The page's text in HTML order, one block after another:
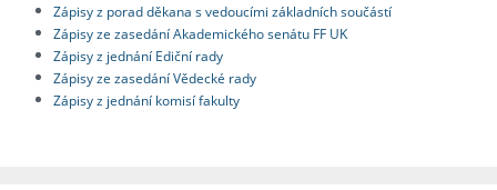
Zápisy z porad děkana s vedoucími základních součástí
Zápisy ze zasedání Akademického senátu FF UK
Zápisy z jednání Ediční rady
Zápisy ze zasedání Vědecké rady
Zápisy z jednání komisí fakulty